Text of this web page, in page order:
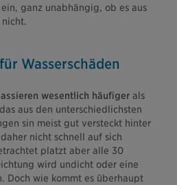
ein, ganz unabhängig, ob es aus
Wasserschäden
wesentlich häufiger als
aus den unterschiedlichsten
sin meist gut versteckt hinter
nicht schnell auf sich
platzt aber alle 30
wird undicht oder eine
Doch wie kommt es überhaupt